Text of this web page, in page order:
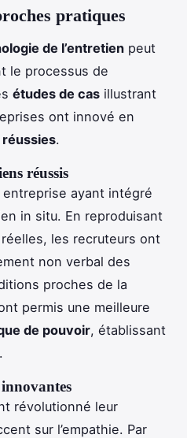
pratiques
de l’entretien peut
le processus de
études de cas illustrant
ont innové en
.
réussis
entreprise ayant intégré
in situ. En reproduisant
les recruteurs ont
non verbal des
proches de la
permis une meilleure
de pouvoir, établissant
révolutionné leur
sur l’empathie. Par